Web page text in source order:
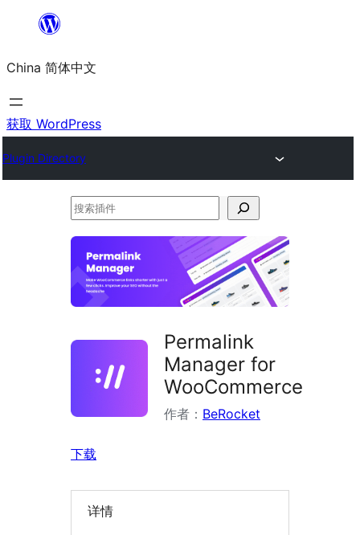
内
容
China 简体中文
获取 WordPress
Plugin Directory
搜
件
Permalink
Manager for
WooCommerce
作者： BeRocket
下载
详情